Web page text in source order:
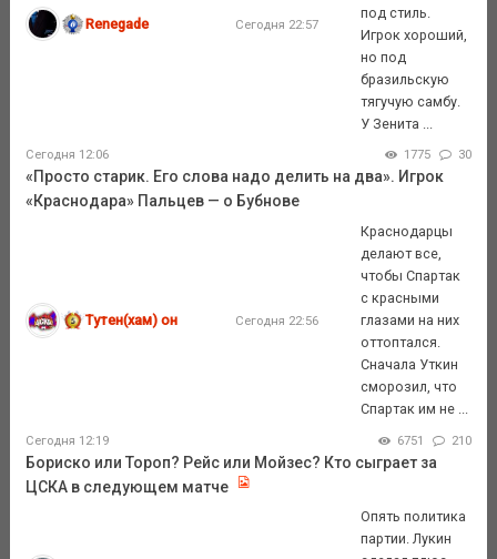
Renegade Сегодня 22:57
под стиль.
Игрок хороший,
но под
бразильскую
тягучую самбу.
У Зенита ...
Сегодня 12:06 1775 30
«Просто старик. Его слова надо делить на два». Игрок
«Краснодара» Пальцев — о Бубнове
Тутен(хам) он Сегодня 22:56
Краснодарцы
делают все,
чтобы Спартак
с красными
глазами на них
оттоптался.
Сначала Уткин
сморозил, что
Спартак им не ...
Сегодня 12:19 6751 210
Бориско или Тороп? Рейс или Мойзес? Кто сыграет за
ЦСКА в следующем матче
Опять политика
партии. Лукин